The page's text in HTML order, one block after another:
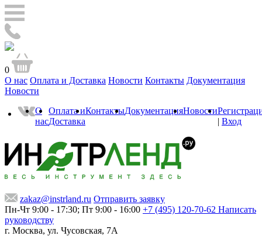
0
О нас Оплата и Доставка Новости Контакты Документация
Новости
О
нас
Оплата и
Доставка
КонтактыДокументацияНовости
| Вход
zakaz@instrland.ru Отправить заявку
Пн-Чт 9:00 - 17:30; Пт 9:00 - 16:00 +7 (495) 120-70-62 Написать
руководству
г. Москва, ул. Чусовская, 7А